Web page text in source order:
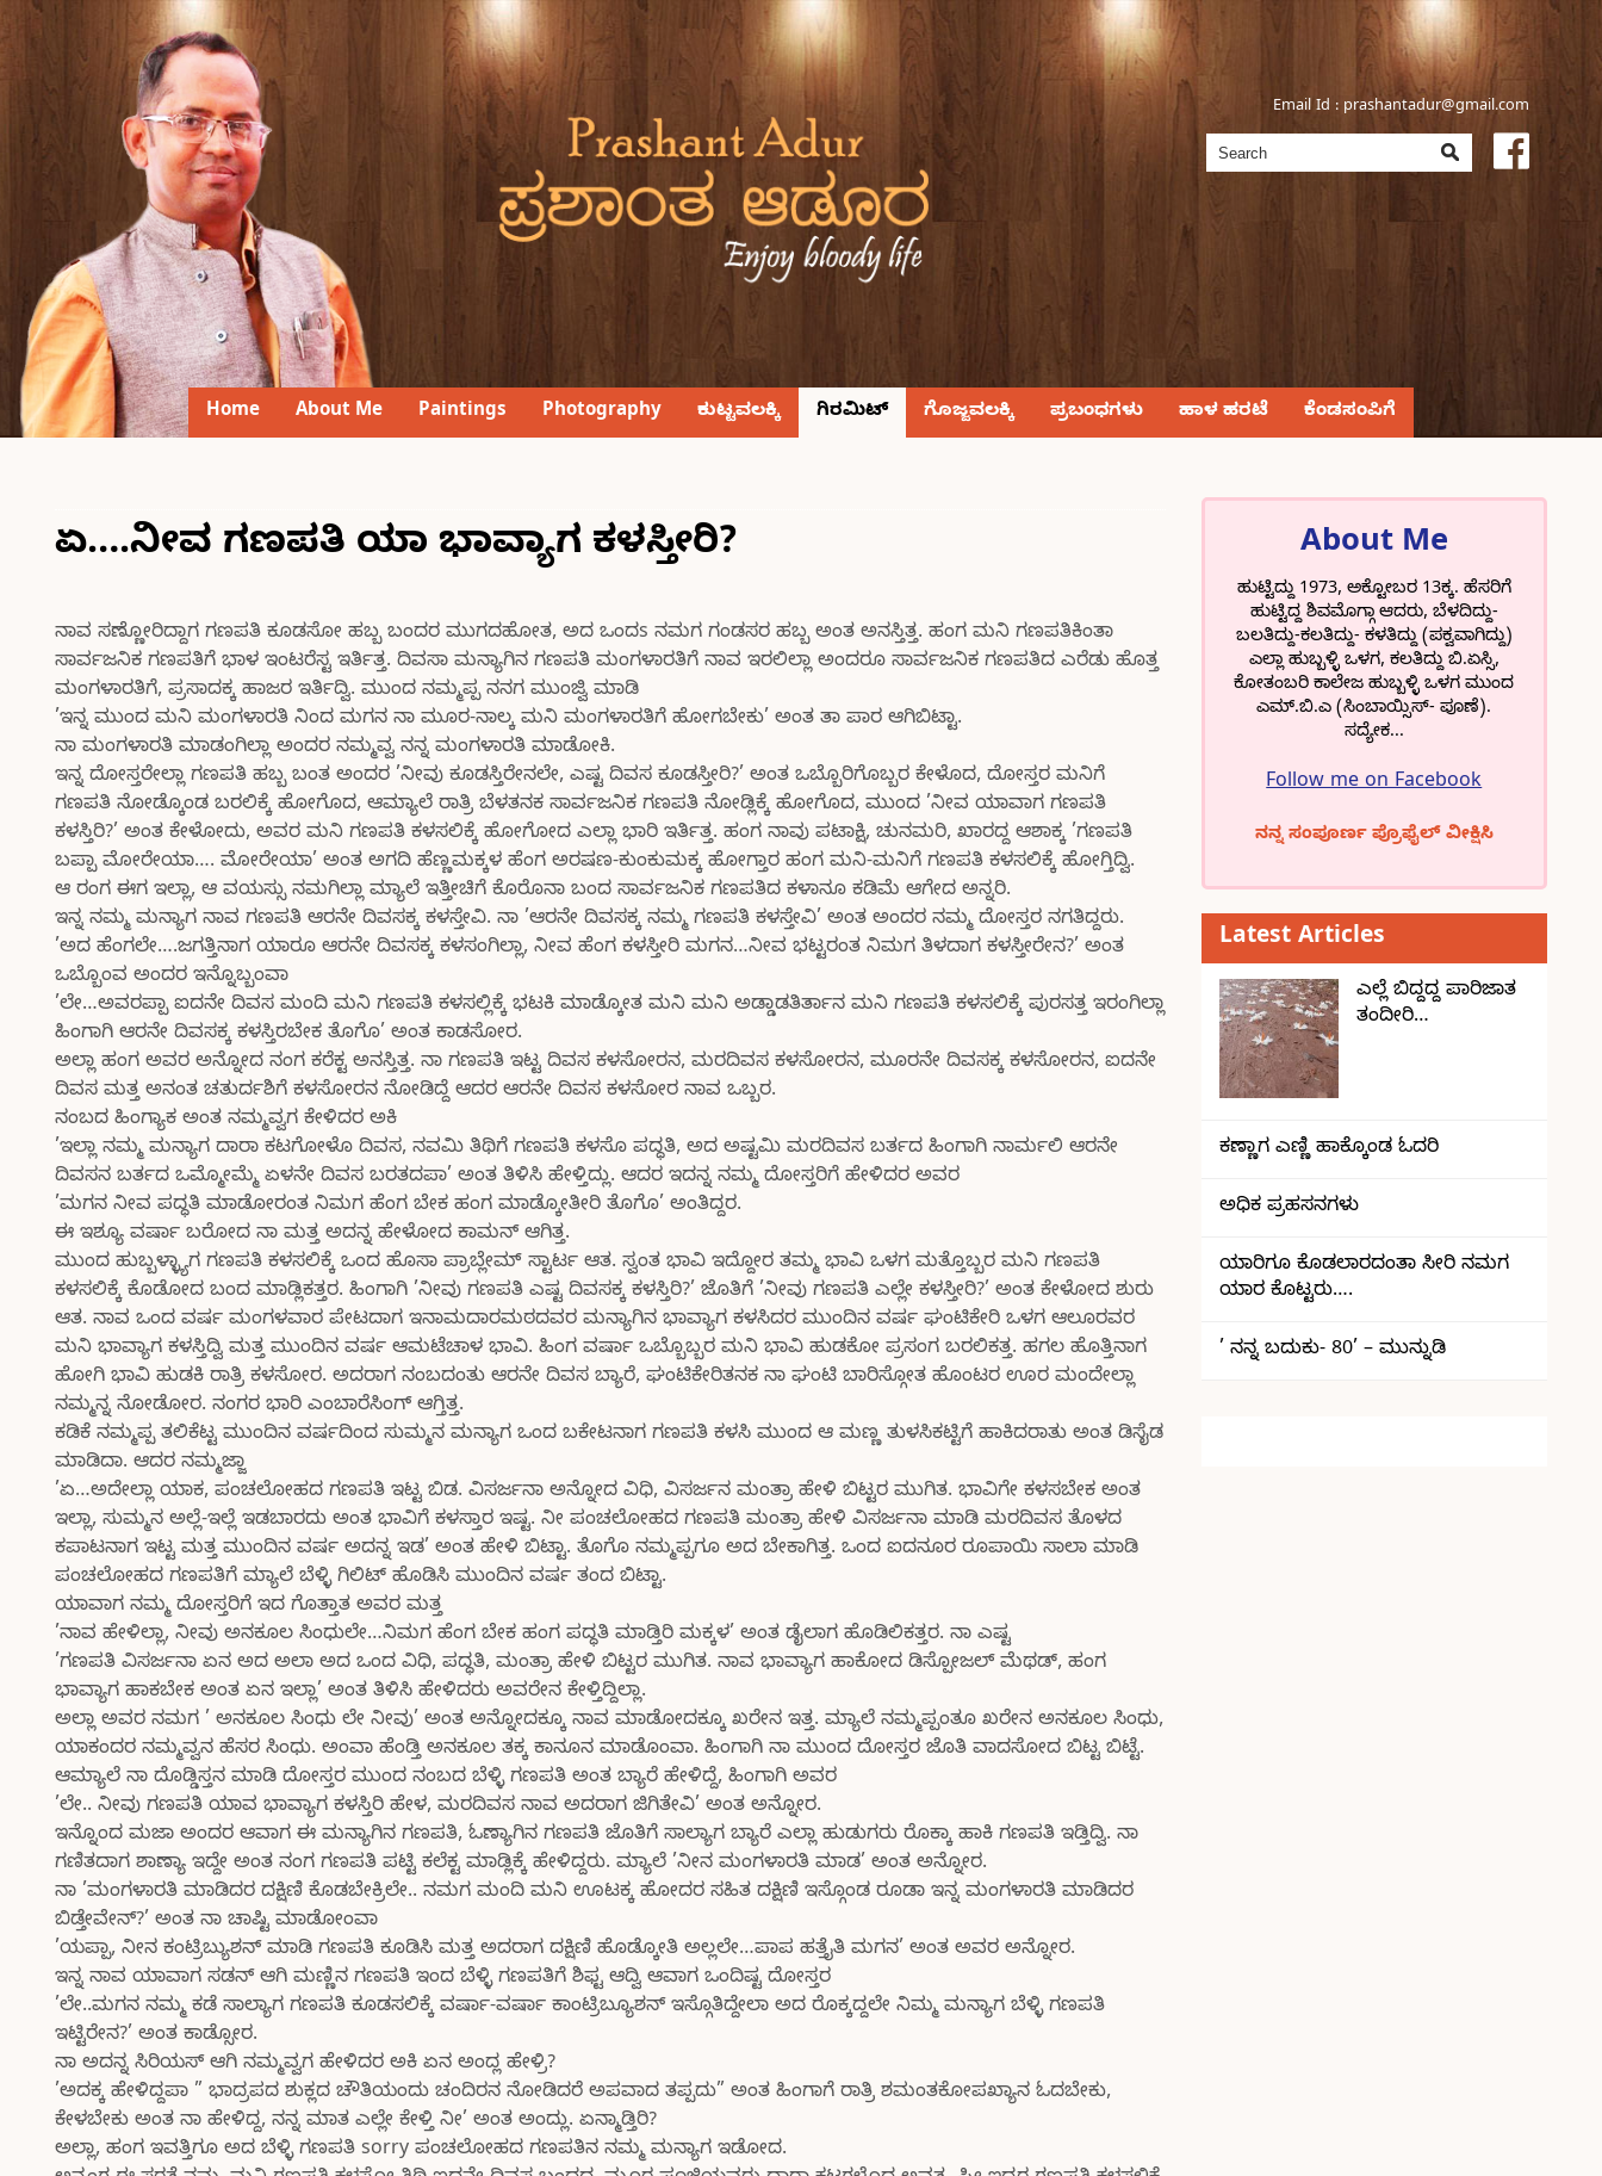
Email Id : prashantadur@gmail.com
Home About Me Paintings Photography ಕುಟ್ಟವಲಕ್ಕಿ ಗಿರಮಿಟ್ ಗೊಜ್ಜವಲಕ್ಕಿ ಪ್ರಬಂಧಗಳು ಹಾಳ ಹರಟೆ ಕೆಂಡಸಂಪಿಗೆ
ಏ….ನೀವ ಗಣಪತಿ ಯಾ ಭಾವ್ಯಾಗ ಕಳಸ್ತೀರಿ?
ನಾವ ಸಣ್ಣೋರಿದ್ದಾಗ ಗಣಪತಿ ಕೂಡಸೋ ಹಬ್ಬ ಬಂದರ ಮುಗದಹೋತ, ಅದ ಒಂದs ನಮಗ ಗಂಡಸರ ಹಬ್ಬ ಅಂತ ಅನಸ್ತಿತ್ತ. ಹಂಗ ಮನಿ ಗಣಪತಿಕಿಂತಾ
ಸಾರ್ವಜನಿಕ ಗಣಪತಿಗೆ ಭಾಳ ಇಂಟರೆಸ್ಟ ಇರ್ತಿತ್ತ. ದಿವಸಾ ಮನ್ಯಾಗಿನ ಗಣಪತಿ ಮಂಗಳಾರತಿಗೆ ನಾವ ಇರಲಿಲ್ಲಾ ಅಂದರೂ ಸಾರ್ವಜನಿಕ ಗಣಪತಿದ ಎರೆಡು ಹೊತ್ತ
ಮಂಗಳಾರತಿಗೆ, ಪ್ರಸಾದಕ್ಕ ಹಾಜರ ಇರ್ತಿದ್ವಿ. ಮುಂದ ನಮ್ಮಪ್ಪ ನನಗ ಮುಂಜ್ವಿ ಮಾಡಿ
’ಇನ್ನ ಮುಂದ ಮನಿ ಮಂಗಳಾರತಿ ನಿಂದ ಮಗನ ನಾ ಮೂರ-ನಾಲ್ಕ ಮನಿ ಮಂಗಳಾರತಿಗೆ ಹೋಗಬೇಕು’ ಅಂತ ತಾ ಪಾರ ಆಗಿಬಿಟ್ಟಾ.
ನಾ ಮಂಗಳಾರತಿ ಮಾಡಂಗಿಲ್ಲಾ ಅಂದರ ನಮ್ಮವ್ವ ನನ್ನ ಮಂಗಳಾರತಿ ಮಾಡೋಕಿ.
ಇನ್ನ ದೋಸ್ತರೇಲ್ಲಾ ಗಣಪತಿ ಹಬ್ಬ ಬಂತ ಅಂದರ ’ನೀವು ಕೂಡಸ್ತಿರೇನಲೇ, ಎಷ್ಟ ದಿವಸ ಕೂಡಸ್ತೀರಿ?’ ಅಂತ ಒಬ್ಬೊರಿಗೊಬ್ಬರ ಕೇಳೊದ, ದೋಸ್ತರ ಮನಿಗೆ
ಗಣಪತಿ ನೋಡ್ಕೊಂಡ ಬರಲಿಕ್ಕೆ ಹೋಗೊದ, ಆಮ್ಯಾಲೆ ರಾತ್ರಿ ಬೆಳತನಕ ಸಾರ್ವಜನಿಕ ಗಣಪತಿ ನೋಡ್ಲಿಕ್ಕೆ ಹೋಗೊದ, ಮುಂದ ’ನೀವ ಯಾವಾಗ ಗಣಪತಿ
ಕಳಸ್ತಿರಿ?’ ಅಂತ ಕೇಳೋದು, ಅವರ ಮನಿ ಗಣಪತಿ ಕಳಸಲಿಕ್ಕೆ ಹೋಗೋದ ಎಲ್ಲಾ ಭಾರಿ ಇರ್ತಿತ್ತ. ಹಂಗ ನಾವು ಪಟಾಕ್ಷಿ, ಚುನಮರಿ, ಖಾರದ್ದ ಆಶಾಕ್ಕ ’ಗಣಪತಿ
ಬಪ್ಪಾ ಮೋರೇಯಾ…. ಮೋರೇಯಾ’ ಅಂತ ಅಗದಿ ಹೆಣ್ಣಮಕ್ಕಳ ಹೆಂಗ ಅರಷಣ-ಕುಂಕುಮಕ್ಕ ಹೋಗ್ತಾರ ಹಂಗ ಮನಿ-ಮನಿಗೆ ಗಣಪತಿ ಕಳಸಲಿಕ್ಕೆ ಹೋಗ್ತಿದ್ವಿ.
ಆ ರಂಗ ಈಗ ಇಲ್ಲಾ, ಆ ವಯಸ್ಸು ನಮಗಿಲ್ಲಾ ಮ್ಯಾಲೆ ಇತ್ತೀಚಿಗೆ ಕೊರೊನಾ ಬಂದ ಸಾರ್ವಜನಿಕ ಗಣಪತಿದ ಕಳಾನೂ ಕಡಿಮೆ ಆಗೇದ ಅನ್ನರಿ.
ಇನ್ನ ನಮ್ಮ ಮನ್ಯಾಗ ನಾವ ಗಣಪತಿ ಆರನೇ ದಿವಸಕ್ಕ ಕಳಸ್ತೇವಿ. ನಾ ’ಆರನೇ ದಿವಸಕ್ಕ ನಮ್ಮ ಗಣಪತಿ ಕಳಸ್ತೇವಿ’ ಅಂತ ಅಂದರ ನಮ್ಮ ದೋಸ್ತರ ನಗತಿದ್ದರು.
’ಅದ ಹೆಂಗಲೇ….ಜಗತ್ತಿನಾಗ ಯಾರೂ ಆರನೇ ದಿವಸಕ್ಕ ಕಳಸಂಗಿಲ್ಲಾ, ನೀವ ಹೆಂಗ ಕಳಸ್ತೀರಿ ಮಗನ…ನೀವ ಭಟ್ಟರಂತ ನಿಮಗ ತಿಳದಾಗ ಕಳಸ್ತೀರೇನ?’ ಅಂತ
ಒಬ್ಬೊಂವ ಅಂದರ ಇನ್ನೊಬ್ಬಂವಾ
’ಲೇ…ಅವರಪ್ಪಾ ಐದನೇ ದಿವಸ ಮಂದಿ ಮನಿ ಗಣಪತಿ ಕಳಸಲ್ಲಿಕ್ಕೆ ಭಟಕಿ ಮಾಡ್ಕೋತ ಮನಿ ಮನಿ ಅಡ್ಡಾಡತಿರ್ತಾನ ಮನಿ ಗಣಪತಿ ಕಳಸಲಿಕ್ಕೆ ಪುರಸತ್ತ ಇರಂಗಿಲ್ಲಾ
ಹಿಂಗಾಗಿ ಆರನೇ ದಿವಸಕ್ಕ ಕಳಸ್ತಿರಬೇಕ ತೊಗೊ’ ಅಂತ ಕಾಡಸೋರ.
ಅಲ್ಲಾ ಹಂಗ ಅವರ ಅನ್ನೋದ ನಂಗ ಕರೆಕ್ಟ ಅನಸ್ತಿತ್ತ. ನಾ ಗಣಪತಿ ಇಟ್ಟ ದಿವಸ ಕಳಸೋರನ, ಮರದಿವಸ ಕಳಸೋರನ, ಮೂರನೇ ದಿವಸಕ್ಕ ಕಳಸೋರನ, ಐದನೇ
ದಿವಸ ಮತ್ತ ಅನಂತ ಚತುರ್ದಶಿಗೆ ಕಳಸೋರನ ನೋಡಿದ್ದೆ ಆದರ ಆರನೇ ದಿವಸ ಕಳಸೋರ ನಾವ ಒಬ್ಬರ.
ನಂಬದ ಹಿಂಗ್ಯಾಕ ಅಂತ ನಮ್ಮವ್ವಗ ಕೇಳಿದರ ಅಕಿ
’ಇಲ್ಲಾ ನಮ್ಮ ಮನ್ಯಾಗ ದಾರಾ ಕಟಗೋಳೊ ದಿವಸ, ನವಮಿ ತಿಥಿಗೆ ಗಣಪತಿ ಕಳಸೊ ಪದ್ಧತಿ, ಅದ ಅಷ್ಟಮಿ ಮರದಿವಸ ಬರ್ತದ ಹಿಂಗಾಗಿ ನಾರ್ಮಲಿ ಆರನೇ
ದಿವಸನ ಬರ್ತದ ಒಮ್ಮೋಮ್ಮೆ ಏಳನೇ ದಿವಸ ಬರತದಪಾ’ ಅಂತ ತಿಳಿಸಿ ಹೇಳ್ತಿದ್ಲು. ಆದರ ಇದನ್ನ ನಮ್ಮ ದೋಸ್ತರಿಗೆ ಹೇಳಿದರ ಅವರ
’ಮಗನ ನೀವ ಪದ್ಧತಿ ಮಾಡೋರಂತ ನಿಮಗ ಹೆಂಗ ಬೇಕ ಹಂಗ ಮಾಡ್ಕೋತೀರಿ ತೊಗೊ’ ಅಂತಿದ್ದರ.
ಈ ಇಶ್ಯೂ ವರ್ಷಾ ಬರೋದ ನಾ ಮತ್ತ ಅದನ್ನ ಹೇಳೋದ ಕಾಮನ್ ಆಗಿತ್ತ.
ಮುಂದ ಹುಬ್ಬಳ್ಳ್ಯಾಗ ಗಣಪತಿ ಕಳಸಲಿಕ್ಕೆ ಒಂದ ಹೊಸಾ ಪ್ರಾಬ್ಲೇಮ್ ಸ್ಟಾರ್ಟ ಆತ. ಸ್ವಂತ ಭಾವಿ ಇದ್ದೋರ ತಮ್ಮ ಭಾವಿ ಒಳಗ ಮತ್ತೊಬ್ಬರ ಮನಿ ಗಣಪತಿ
ಕಳಸಲಿಕ್ಕೆ ಕೊಡೋದ ಬಂದ ಮಾಡ್ಲಿಕತ್ತರ. ಹಿಂಗಾಗಿ ’ನೀವು ಗಣಪತಿ ಎಷ್ಟ ದಿವಸಕ್ಕ ಕಳಸ್ತಿರಿ?’ ಜೊತಿಗೆ ’ನೀವು ಗಣಪತಿ ಎಲ್ಲೇ ಕಳಸ್ತೀರಿ?’ ಅಂತ ಕೇಳೋದ ಶುರು
ಆತ. ನಾವ ಒಂದ ವರ್ಷ ಮಂಗಳವಾರ ಪೇಟದಾಗ ಇನಾಮದಾರಮಠದವರ ಮನ್ಯಾಗಿನ ಭಾವ್ಯಾಗ ಕಳಸಿದರ ಮುಂದಿನ ವರ್ಷ ಘಂಟಿಕೇರಿ ಒಳಗ ಆಲೂರವರ
ಮನಿ ಭಾವ್ಯಾಗ ಕಳಸ್ತಿದ್ವಿ ಮತ್ತ ಮುಂದಿನ ವರ್ಷ ಆಮಟೆಚಾಳ ಭಾವಿ. ಹಿಂಗ ವರ್ಷಾ ಒಬ್ಬೊಬ್ಬರ ಮನಿ ಭಾವಿ ಹುಡಕೋ ಪ್ರಸಂಗ ಬರಲಿಕತ್ತ. ಹಗಲ ಹೊತ್ತಿನಾಗ
ಹೋಗಿ ಭಾವಿ ಹುಡಕಿ ರಾತ್ರಿ ಕಳಸೋರ. ಅದರಾಗ ನಂಬದಂತು ಆರನೇ ದಿವಸ ಬ್ಯಾರೆ, ಘಂಟಿಕೇರಿತನಕ ನಾ ಘಂಟಿ ಬಾರಿಸ್ಗೋತ ಹೊಂಟರ ಊರ ಮಂದೇಲ್ಲಾ
ನಮ್ಮನ್ನ ನೋಡೋರ. ನಂಗರ ಭಾರಿ ಎಂಬಾರೆಸಿಂಗ್ ಆಗ್ತಿತ್ತ.
ಕಡಿಕೆ ನಮ್ಮಪ್ಪ ತಲಿಕೆಟ್ಟ ಮುಂದಿನ ವರ್ಷದಿಂದ ಸುಮ್ಮನ ಮನ್ಯಾಗ ಒಂದ ಬಕೇಟನಾಗ ಗಣಪತಿ ಕಳಸಿ ಮುಂದ ಆ ಮಣ್ಣ ತುಳಸಿಕಟ್ಟಿಗೆ ಹಾಕಿದರಾತು ಅಂತ ಡಿಸೈಡ
ಮಾಡಿದಾ. ಆದರ ನಮ್ಮಜ್ಜಾ
’ಏ…ಅದೇಲ್ಲಾ ಯಾಕ, ಪಂಚಲೋಹದ ಗಣಪತಿ ಇಟ್ಟ ಬಿಡ. ವಿಸರ್ಜನಾ ಅನ್ನೋದ ವಿಧಿ, ವಿಸರ್ಜನ ಮಂತ್ರಾ ಹೇಳಿ ಬಿಟ್ಟರ ಮುಗಿತ. ಭಾವಿಗೇ ಕಳಸಬೇಕ ಅಂತ
ಇಲ್ಲಾ, ಸುಮ್ಮನ ಅಲ್ಲೆ-ಇಲ್ಲೆ ಇಡಬಾರದು ಅಂತ ಭಾವಿಗೆ ಕಳಸ್ತಾರ ಇಷ್ಟ. ನೀ ಪಂಚಲೋಹದ ಗಣಪತಿ ಮಂತ್ರಾ ಹೇಳಿ ವಿಸರ್ಜನಾ ಮಾಡಿ ಮರದಿವಸ ತೊಳದ
ಕಪಾಟನಾಗ ಇಟ್ಟ ಮತ್ತ ಮುಂದಿನ ವರ್ಷ ಅದನ್ನ ಇಡ’ ಅಂತ ಹೇಳಿ ಬಿಟ್ಟಾ. ತೊಗೊ ನಮ್ಮಪ್ಪಗೂ ಅದ ಬೇಕಾಗಿತ್ತ. ಒಂದ ಐದನೂರ ರೂಪಾಯಿ ಸಾಲಾ ಮಾಡಿ
ಪಂಚಲೋಹದ ಗಣಪತಿಗೆ ಮ್ಯಾಲೆ ಬೆಳ್ಳಿ ಗಿಲಿಟ್ ಹೊಡಿಸಿ ಮುಂದಿನ ವರ್ಷ ತಂದ ಬಿಟ್ಟಾ.
ಯಾವಾಗ ನಮ್ಮ ದೋಸ್ತರಿಗೆ ಇದ ಗೊತ್ತಾತ ಅವರ ಮತ್ತ
’ನಾವ ಹೇಳಿಲ್ಲಾ, ನೀವು ಅನಕೂಲ ಸಿಂಧುಲೇ…ನಿಮಗ ಹೆಂಗ ಬೇಕ ಹಂಗ ಪದ್ಧತಿ ಮಾಡ್ತಿರಿ ಮಕ್ಕಳ’ ಅಂತ ಡೈಲಾಗ ಹೊಡಿಲಿಕತ್ತರ. ನಾ ಎಷ್ಟ
’ಗಣಪತಿ ವಿಸರ್ಜನಾ ಏನ ಅದ ಅಲಾ ಅದ ಒಂದ ವಿಧಿ, ಪದ್ಧತಿ, ಮಂತ್ರಾ ಹೇಳಿ ಬಿಟ್ಟರ ಮುಗಿತ. ನಾವ ಭಾವ್ಯಾಗ ಹಾಕೋದ ಡಿಸ್ಪೋಜಲ್ ಮೆಥಡ್, ಹಂಗ
ಭಾವ್ಯಾಗ ಹಾಕಬೇಕ ಅಂತ ಏನ ಇಲ್ಲಾ’ ಅಂತ ತಿಳಿಸಿ ಹೇಳಿದರು ಅವರೇನ ಕೇಳ್ತಿದ್ದಿಲ್ಲಾ.
ಅಲ್ಲಾ ಅವರ ನಮಗ ’ ಅನಕೂಲ ಸಿಂಧು ಲೇ ನೀವು’ ಅಂತ ಅನ್ನೋದಕ್ಕೂ ನಾವ ಮಾಡೋದಕ್ಕೂ ಖರೇನ ಇತ್ತ. ಮ್ಯಾಲೆ ನಮ್ಮಪ್ಪಂತೂ ಖರೇನ ಅನಕೂಲ ಸಿಂಧು,
ಯಾಕಂದರ ನಮ್ಮವ್ವನ ಹೆಸರ ಸಿಂಧು. ಅಂವಾ ಹೆಂಡ್ತಿ ಅನಕೂಲ ತಕ್ಕ ಕಾನೂನ ಮಾಡೊಂವಾ. ಹಿಂಗಾಗಿ ನಾ ಮುಂದ ದೋಸ್ತರ ಜೊತಿ ವಾದಸೋದ ಬಿಟ್ಟ ಬಿಟ್ಟೆ.
ಆಮ್ಯಾಲೆ ನಾ ದೊಡ್ಡಿಸ್ತನ ಮಾಡಿ ದೋಸ್ತರ ಮುಂದ ನಂಬದ ಬೆಳ್ಳಿ ಗಣಪತಿ ಅಂತ ಬ್ಯಾರೆ ಹೇಳಿದ್ದೆ, ಹಿಂಗಾಗಿ ಅವರ
’ಲೇ.. ನೀವು ಗಣಪತಿ ಯಾವ ಭಾವ್ಯಾಗ ಕಳಸ್ತಿರಿ ಹೇಳ, ಮರದಿವಸ ನಾವ ಅದರಾಗ ಜಿಗಿತೇವಿ’ ಅಂತ ಅನ್ನೋರ.
ಇನ್ನೊಂದ ಮಜಾ ಅಂದರ ಆವಾಗ ಈ ಮನ್ಯಾಗಿನ ಗಣಪತಿ, ಓಣ್ಯಾಗಿನ ಗಣಪತಿ ಜೊತಿಗೆ ಸಾಲ್ಯಾಗ ಬ್ಯಾರೆ ಎಲ್ಲಾ ಹುಡುಗರು ರೊಕ್ಕಾ ಹಾಕಿ ಗಣಪತಿ ಇಡ್ತಿದ್ವಿ. ನಾ
ಗಣಿತದಾಗ ಶಾಣ್ಯಾ ಇದ್ದೇ ಅಂತ ನಂಗ ಗಣಪತಿ ಪಟ್ಟಿ ಕಲೆಕ್ಟ ಮಾಡ್ಲಿಕ್ಕೆ ಹೇಳಿದ್ದರು. ಮ್ಯಾಲೆ ’ನೀನ ಮಂಗಳಾರತಿ ಮಾಡ’ ಅಂತ ಅನ್ನೋರ.
ನಾ ’ಮಂಗಳಾರತಿ ಮಾಡಿದರ ದಕ್ಷಿಣಿ ಕೊಡಬೇಕ್ರಿಲೇ.. ನಮಗ ಮಂದಿ ಮನಿ ಊಟಕ್ಕ ಹೋದರ ಸಹಿತ ದಕ್ಷಿಣಿ ಇಸ್ಗೊಂಡ ರೂಡಾ ಇನ್ನ ಮಂಗಳಾರತಿ ಮಾಡಿದರ
ಬಿಡ್ತೇವೇನ್?’ ಅಂತ ನಾ ಚಾಷ್ಟಿ ಮಾಡೋಂವಾ
’ಯಪ್ಪಾ, ನೀನ ಕಂಟ್ರಿಬ್ಯುಶನ್ ಮಾಡಿ ಗಣಪತಿ ಕೂಡಿಸಿ ಮತ್ತ ಅದರಾಗ ದಕ್ಷಿಣಿ ಹೊಡ್ಕೋತಿ ಅಲ್ಲಲೇ…ಪಾಪ ಹತ್ತೈತಿ ಮಗನ’ ಅಂತ ಅವರ ಅನ್ನೋರ.
ಇನ್ನ ನಾವ ಯಾವಾಗ ಸಡನ್ ಆಗಿ ಮಣ್ಣಿನ ಗಣಪತಿ ಇಂದ ಬೆಳ್ಳಿ ಗಣಪತಿಗೆ ಶಿಫ್ಟ ಆದ್ವಿ ಆವಾಗ ಒಂದಿಷ್ಟ ದೋಸ್ತರ
’ಲೇ..ಮಗನ ನಮ್ಮ ಕಡೆ ಸಾಲ್ಯಾಗ ಗಣಪತಿ ಕೂಡಸಲಿಕ್ಕೆ ವರ್ಷಾ-ವರ್ಷಾ ಕಾಂಟ್ರಿಬ್ಯೂಶನ್ ಇಸ್ಗೊತಿದ್ದೇಲಾ ಅದ ರೊಕ್ಕದ್ದಲೇ ನಿಮ್ಮ ಮನ್ಯಾಗ ಬೆಳ್ಳಿ ಗಣಪತಿ
ಇಟ್ಟಿರೇನ?’ ಅಂತ ಕಾಡ್ಸೋರ.
ನಾ ಅದನ್ನ ಸಿರಿಯಸ್ ಆಗಿ ನಮ್ಮವ್ವಗ ಹೇಳಿದರ ಅಕಿ ಏನ ಅಂದ್ಲ ಹೇಳ್ರಿ?
’ಅದಕ್ಕ ಹೇಳಿದ್ದಪಾ ” ಭಾದ್ರಪದ ಶುಕ್ಲದ ಚೌತಿಯಂದು ಚಂದಿರನ ನೋಡಿದರೆ ಅಪವಾದ ತಪ್ಪದು” ಅಂತ ಹಿಂಗಾಗೆ ರಾತ್ರಿ ಶಮಂತಕೋಪಖ್ಯಾನ ಓದಬೇಕು,
ಕೇಳಬೇಕು ಅಂತ ನಾ ಹೇಳಿದ್ದ, ನನ್ನ ಮಾತ ಎಲ್ಲೇ ಕೇಳ್ತಿ ನೀ’ ಅಂತ ಅಂದ್ಲು. ಏನ್ಮಾಡ್ತಿರಿ?
ಅಲ್ಲಾ, ಹಂಗ ಇವತ್ತಿಗೂ ಅದ ಬೆಳ್ಳಿ ಗಣಪತಿ sorry ಪಂಚಲೋಹದ ಗಣಪತಿನ ನಮ್ಮ ಮನ್ಯಾಗ ಇಡೋದ.
About Me
ಹುಟ್ಟಿದ್ದು 1973, ಅಕ್ಟೋಬರ 13ಕ್ಕ. ಹೆಸರಿಗೆ
ಹುಟ್ಟಿದ್ದ ಶಿವಮೊಗ್ಗಾ ಆದರು, ಬೆಳದಿದ್ದು-
ಬಲತಿದ್ದು-ಕಲತಿದ್ದು- ಕಳತಿದ್ದು (ಪಕ್ವವಾಗಿದ್ದು)
ಎಲ್ಲಾ ಹುಬ್ಬಳ್ಳಿ ಒಳಗ, ಕಲತಿದ್ದು ಬಿ.ಏಸ್ಸಿ,
ಕೋತಂಬರಿ ಕಾಲೇಜ ಹುಬ್ಬಳ್ಳಿ ಒಳಗ ಮುಂದ
ಎಮ್.ಬಿ.ಎ (ಸಿಂಬಾಯ್ಸಿಸ್- ಪೂಣೆ).
ಸದ್ಯೇಕ...
Follow me on Facebook
ನನ್ನ ಸಂಪೂರ್ಣ ಪ್ರೊಫೈಲ್ ವೀಕ್ಷಿಸಿ
Latest Articles
ಎಲ್ಲೆ ಬಿದ್ದದ್ದ ಪಾರಿಜಾತ
ತಂದೀರಿ…
ಕಣ್ಣಾಗ ಎಣ್ಣಿ ಹಾಕ್ಕೊಂಡ ಓದರಿ
ಅಧಿಕ ಪ್ರಹಸನಗಳು
ಯಾರಿಗೂ ಕೊಡಲಾರದಂತಾ ಸೀರಿ ನಮಗ
ಯಾರ ಕೊಟ್ಟರು….
’ ನನ್ನ ಬದುಕು- 80’ – ಮುನ್ನುಡಿ